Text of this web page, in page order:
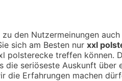
den Nutzermeinungen
sich am Besten nur xxl
treffen können.
seriöseste Auskunft
Erfahrungen machen